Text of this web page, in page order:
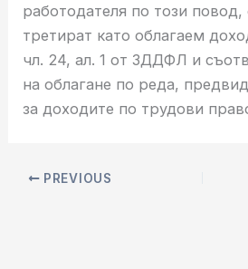
работодателя по този повод,
третират като облагаем
чл. 24, ал. 1 от ЗДДФЛ и
на облагане по реда,
за доходите по трудови
PREVIOUS